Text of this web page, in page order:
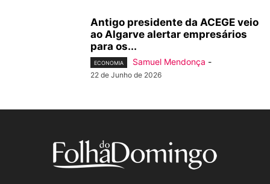
Antigo presidente da ACEGE veio
ao Algarve alertar empresários
para os...
ECONOMIA Samuel Mendonça -
22 de Junho de 2026